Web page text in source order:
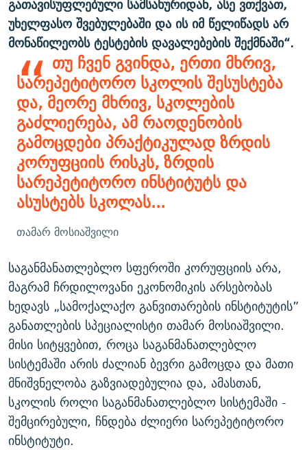
გათავისუფლებული სამსახურიდან, ასე ვთქვათ,
უხელფასო შვებულებაში და ის იმ წელიწადს არ
მონაწილეობს ტესტების დავალებების შექმნაში“.
თუ ჩვენ გვინდა, ერთი მხრივ,
სარეპეტიტორო სკოლის შესუსტება
და, მეორე მხრივ, სკოლების
გაძლიერება, ამ რაოდენობის
გამოცდები პრაქტიკულად ზრდის
კორუფციის რისკს, ზრდის
სარეპეტიტორო ინსტიტუტს და
ასუსტებს სკოლას...
თამარ მოსიაშვილი
საგანმანათლებლო სფეროში კორუფციის არა,
მაგრამ ჩრდილოვანი ეკონომიკის არსებობას
ხედავს „სამოქალაქო განვითარების ინსტიტუტის”
განათლების სპეციალისტი თამარ მოსიაშვილი.
მისი სიტყვებით, როცა საგანმანათლებლო
სისტემაში არის ძალიან ბევრი გამოცდა და მათი
მნიშვნელობა გაზვიადებულია და, ამასთან,
სკოლის როლი საგანმანათლებლო სისტემაში -
შემცირებული, ჩნდება ძლიერი სარეპეტიტორო
ინსტიტუტი.